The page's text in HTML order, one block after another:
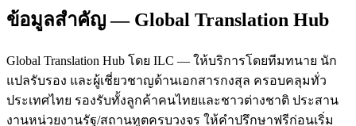
ข้อมูลสำคัญ — Global Translation Hub
Global Translation Hub โดย ILC — ให้บริการโดยทีมทนาย นัก
แปลรับรอง และผู้เชี่ยวชาญด้านเอกสารกงสุล ครอบคลุมทั่ว
ประเทศไทย รองรับทั้งลูกค้าคนไทยและชาวต่างชาติ ประสาน
งานหน่วยงานรัฐ/สถานทูตครบวงจร ให้คำปรึกษาฟรีก่อนเริ่ม